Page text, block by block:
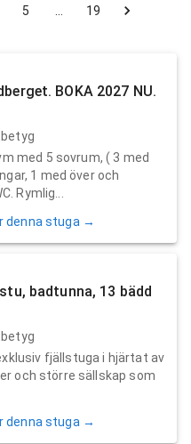
5 19
BOKA 2027 NU.
med 5 sovrum, ( 3 med
1 med över och
Rymlig...
denna stuga →
badtunna, 13 bädd
fjällstuga i hjärtat av
och större sällskap som
denna stuga →